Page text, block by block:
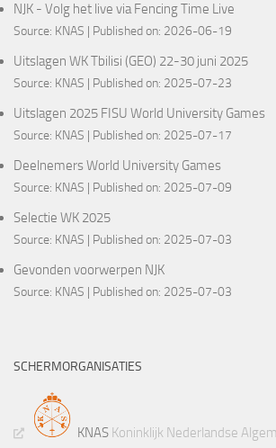
NJK - Volg het live via Fencing Time Live
Source: KNAS Published on: 2026-06-19
Uitslagen WK Tbilisi (GEO) 22-30 juni 2025
Source: KNAS Published on: 2025-07-23
Uitslagen 2025 FISU World University Games
Source: KNAS Published on: 2025-07-17
Deelnemers World University Games
Source: KNAS Published on: 2025-07-09
Selectie WK 2025
Source: KNAS Published on: 2025-07-03
Gevonden voorwerpen NJK
Source: KNAS Published on: 2025-07-03
SCHERMORGANISATIES
KNAS Koninklijk Nederlandse